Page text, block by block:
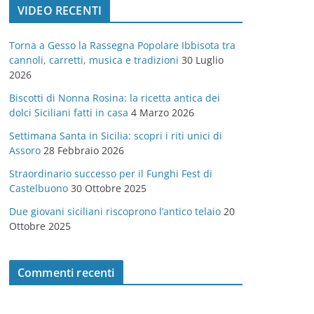
o
r
e
VIDEO RECENTI
Torna a Gesso la Rassegna Popolare Ibbisota tra
cannoli, carretti, musica e tradizioni 30 Luglio
2026
Biscotti di Nonna Rosina: la ricetta antica dei
dolci Siciliani fatti in casa 4 Marzo 2026
Settimana Santa in Sicilia: scopri i riti unici di
Assoro 28 Febbraio 2026
Straordinario successo per il Funghi Fest di
Castelbuono 30 Ottobre 2025
Due giovani siciliani riscoprono l’antico telaio 20
Ottobre 2025
Commenti recenti